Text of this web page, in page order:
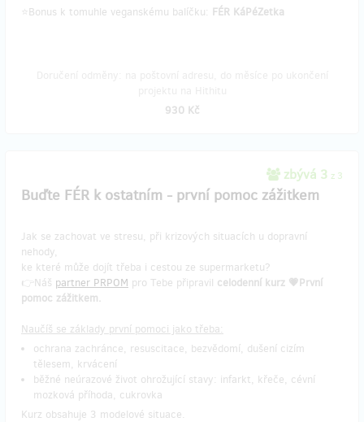
⭐Bonus k tomuhle veganskému balíčku: FÉR KáPéZetka
930 Kč
zbývá 3 z 3
Buďte FÉR k ostatním - první pomoc zážitkem
Jak se zachovat ve stresu, při krizových situacích u dopravní
nehody,
ke které může dojít třeba i cestou ze supermarketu?
👉Náš partner PRPOM pro Tebe připravil celodenní kurz 💗První
pomoc zážitkem.
Naučíš se základy první pomoci jako třeba:
ochrana zachránce, resuscitace, bezvědomí, dušení cizím
tělesem, krvácení
běžné neúrazové život ohrožující stavy: infarkt, křeče, cévní
mozková příhoda, cukrovka
Kurz obsahuje 3 modelové situace.